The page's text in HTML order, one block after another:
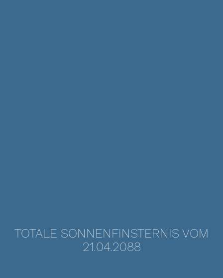
TOTALE SONNENFINSTERNIS VOM
21.04.2088